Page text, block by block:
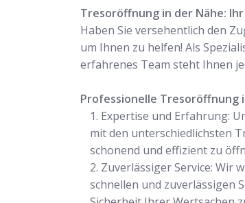
Tresoröffnung in der Nähe:
Haben Sie versehentlich den
um Ihnen zu helfen! Als
erfahrenes Team steht Ihnen
Professionelle Tresoröffnung
Expertise und Erfahrung:
mit den unterschiedlichsten
schonend und effizient zu
Zuverlässiger Service: Wir
schnellen und zuverlässigen